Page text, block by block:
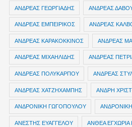
ΑΝΔΡΕΑΣ ΓΕΩΡΓΙΑΔΗΣ ΑΝΔΡΕΑΣ
ΑΝΔΡΕΑΣ ΕΜΠΕΙΡΙΚΟΣ ΑΝΔΡΕΑΣ
ΑΝΔΡΕΑΣ ΚΑΡΑΚΟΚΚΙΝΟΣ ΑΝΔΡΕΑΣ
ΑΝΔΡΕΑΣ ΜΙΧΑΗΛΙΔΗΣ ΑΝΔΡΕΑΣ
ΑΝΔΡΕΑΣ ΠΟΛΥΚΑΡΠΟΥ ΑΝΔΡΕΑΣ
ΑΝΔΡΕΑΣ ΧΑΤΖΗΧΑΜΠΗΣ ΑΝΔΡΗ
ΑΝΔΡΟΝΙΚΗ ΓΩΓΟΠΟΥΛΟΥ
ΑΝΕΣΤΗΣ ΕΥΑΓΓΕΛΟΥ ΑΝΘΕΑ ΕΓΧΩΡΙΑ